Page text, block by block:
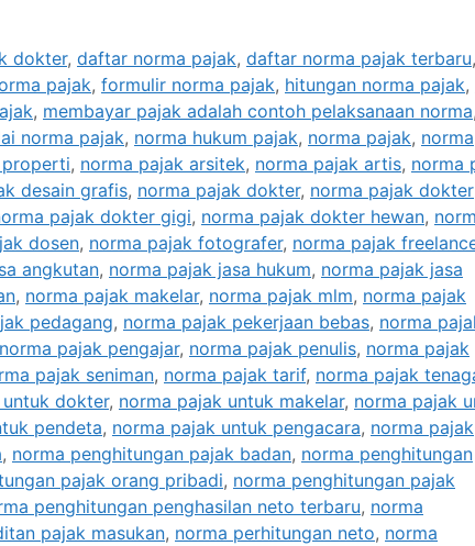
dokter, daftar norma pajak, daftar norma pajak terbaru,
pajak, formulir norma pajak, hitungan norma pajak,
, membayar pajak adalah contoh pelaksanaan norma,
norma pajak, norma hukum pajak, norma pajak, norma
properti, norma pajak arsitek, norma pajak artis, norma
desain grafis, norma pajak dokter, norma pajak dokter
pajak dokter gigi, norma pajak dokter hewan,
dosen, norma pajak fotografer, norma pajak
angkutan, norma pajak jasa hukum, norma pajak jasa
, norma pajak makelar, norma pajak mlm, norma pajak
pedagang, norma pajak pekerjaan bebas, norma
norma pajak pengajar, norma pajak penulis, norma pajak
pajak seniman, norma pajak tarif, norma pajak
dokter, norma pajak untuk makelar, norma pajak
pendeta, norma pajak untuk pengacara, norma pajak
, norma penghitungan pajak badan, norma penghitungan
pajak orang pribadi, norma penghitungan pajak
penghitungan penghasilan neto terbaru, norma
pajak masukan, norma perhitungan neto, norma